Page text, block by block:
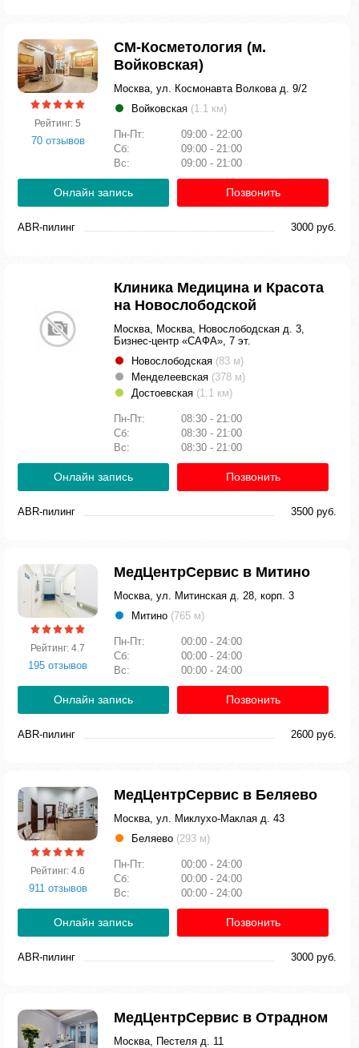
Рейтинг: 5
70 отзывов
СМ-Косметология (м.
Войковская)
Москва, ул. Космонавта Волкова д. 9/2
Войковская (1.1 км)
Пн-Пт:
09:00 - 22:00
Сб:
09:00 - 21:00
Вс:
09:00 - 21:00
Онлайн запись Позвонить
ABR-пилинг 3000 руб.
Клиника Медицина и Красота
на Новослободской
Москва, Москва, Новослободская д. 3,
Бизнес-центр «САФА», 7 эт.
Новослободская (83 м)
Менделеевская (378 м)
Достоевская (1.1 км)
Пн-Пт:
08:30 - 21:00
Сб:
08:30 - 21:00
Вс:
08:30 - 21:00
Онлайн запись Позвонить
ABR-пилинг 3500 руб.
Рейтинг: 4.7
195 отзывов
МедЦентрСервис в Митино
Москва, ул. Митинская д. 28, корп. 3
Митино (765 м)
Пн-Пт:
00:00 - 24:00
Сб:
00:00 - 24:00
Вс:
00:00 - 24:00
Онлайн запись Позвонить
ABR-пилинг 2600 руб.
Рейтинг: 4.6
911 отзывов
МедЦентрСервис в Беляево
Москва, ул. Миклухо-Маклая д. 43
Беляево (293 м)
Пн-Пт:
00:00 - 24:00
Сб:
00:00 - 24:00
Вс:
00:00 - 24:00
Онлайн запись Позвонить
ABR-пилинг 3000 руб.
МедЦентрСервис в Отрадном
Москва, Пестеля д. 11